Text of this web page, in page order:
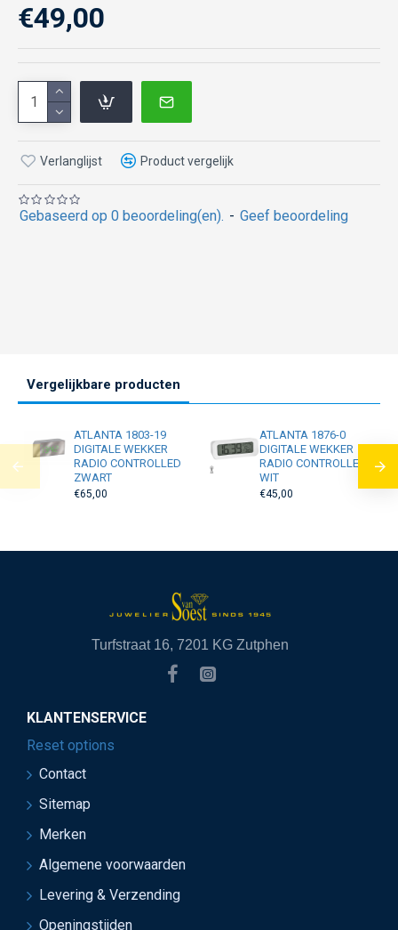
Gebaseerd op 0 beoordeling(en). - Geef beoordeling
€49,00
Verlanglijst Product vergelijk
Vergelijkbare producten
ATLANTA 1803-19
DIGITALE WEKKER
RADIO CONTROLLED
ZWART
€65,00
ATLANTA 1876-0
DIGITALE WEKKER
RADIO CONTROLLED
WIT
€45,00
Turfstraat 16, 7201 KG Zutphen
KLANTENSERVICE
Reset options
Contact
Sitemap
Merken
Algemene voorwaarden
Levering & Verzending
Openingstijden